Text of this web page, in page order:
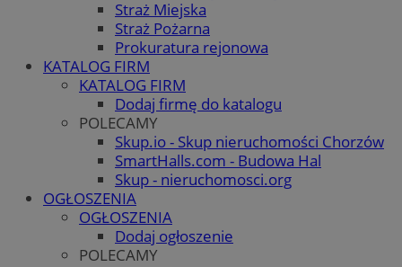
Straż Miejska
Straż Pożarna
Prokuratura rejonowa
KATALOG FIRM
KATALOG FIRM
Dodaj firmę do katalogu
POLECAMY
Skup.io - Skup nieruchomości Chorzów
SmartHalls.com - Budowa Hal
Skup - nieruchomosci.org
OGŁOSZENIA
OGŁOSZENIA
Dodaj ogłoszenie
POLECAMY